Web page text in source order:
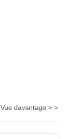
Vue davantage > >